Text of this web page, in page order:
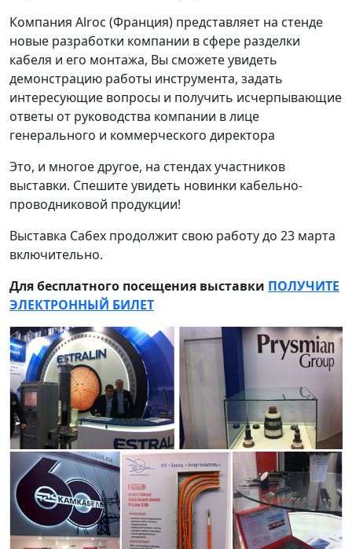
Компания Alroc (Франция) представляет на стенде
новые разработки компании в сфере разделки
кабеля и его монтажа, Вы сможете увидеть
демонстрацию работы инструмента, задать
интересующие вопросы и получить исчерпывающие
ответы от руководства компании в лице
генерального и коммерческого директора
Это, и многое другое, на стендах участников
выставки. Спешите увидеть новинки кабельно-
проводниковой продукции!
Выставка Сабех продолжит свою работу до 23 марта
включительно.
Для бесплатного посещения выставки ПОЛУЧИТЕ
ЭЛЕКТРОННЫЙ БИЛЕТ